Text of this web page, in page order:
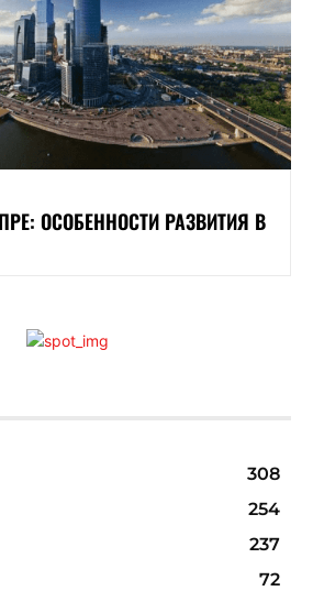
ОСОБЕННОСТИ РАЗВИТИЯ В
308
254
237
72